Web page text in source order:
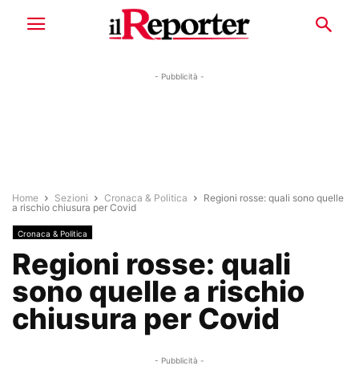
- Pubblicità -
Home Sezioni Cronaca & Politica
Regioni rosse: quali sono quelle
a rischio chiusura per Covid
Cronaca & Politica
Regioni rosse: quali
sono quelle a rischio
chiusura per Covid
- Pubblicità -